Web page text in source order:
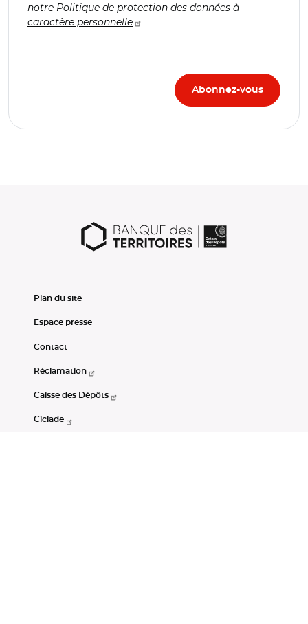
notre Politique de protection des données à
caractère personnelle
Plan du site
Espace presse
Contact
Réclamation
Caisse des Dépôts
Ciclade